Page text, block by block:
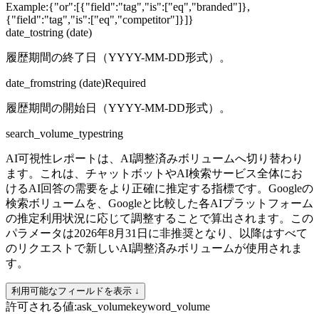
Example:{"or":[{"field":"tag","is":["eq","branded"]},
{"field":"tag","is":["eq","competitor"]}]}
date_tostring (date)
履歴期間の終了日（YYYY-MM-DD形式）。
date_fromstring (date)Required
履歴期間の開始日（YYYY-MM-DD形式）。
search_volume_typestring
AI可視性レポートは、AI調整済みボリュームへ切り替わり
ます。これは、チャットボットやAI検索サービス全体にお
けるAI回答の需要をより正確に推定する指標です。Googleの
検索ボリュームを、Googleと比較した各AIプラットフォーム
の推定利用状況に応じて調整することで算出されます。この
パラメータは2026年8月31日に非推奨となり、以降はすべて
のリクエストで新しいAI調整済みボリュームが使用されま
す。
利用可能なフィールドを表示 ↓
許可される値:ask_volumekeyword_volume